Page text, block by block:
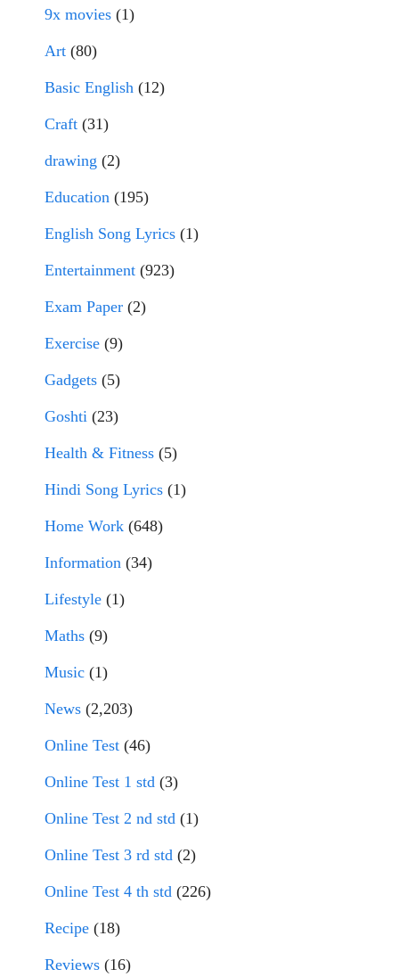
9x movies (1)
Art (80)
Basic English (12)
Craft (31)
drawing (2)
Education (195)
English Song Lyrics (1)
Entertainment (923)
Exam Paper (2)
Exercise (9)
Gadgets (5)
Goshti (23)
Health & Fitness (5)
Hindi Song Lyrics (1)
Home Work (648)
Information (34)
Lifestyle (1)
Maths (9)
Music (1)
News (2,203)
Online Test (46)
Online Test 1 std (3)
Online Test 2 nd std (1)
Online Test 3 rd std (2)
Online Test 4 th std (226)
Recipe (18)
Reviews (16)